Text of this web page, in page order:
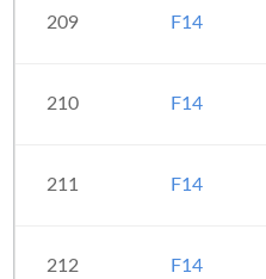
209 F14
210 F14
211 F14
212 F14